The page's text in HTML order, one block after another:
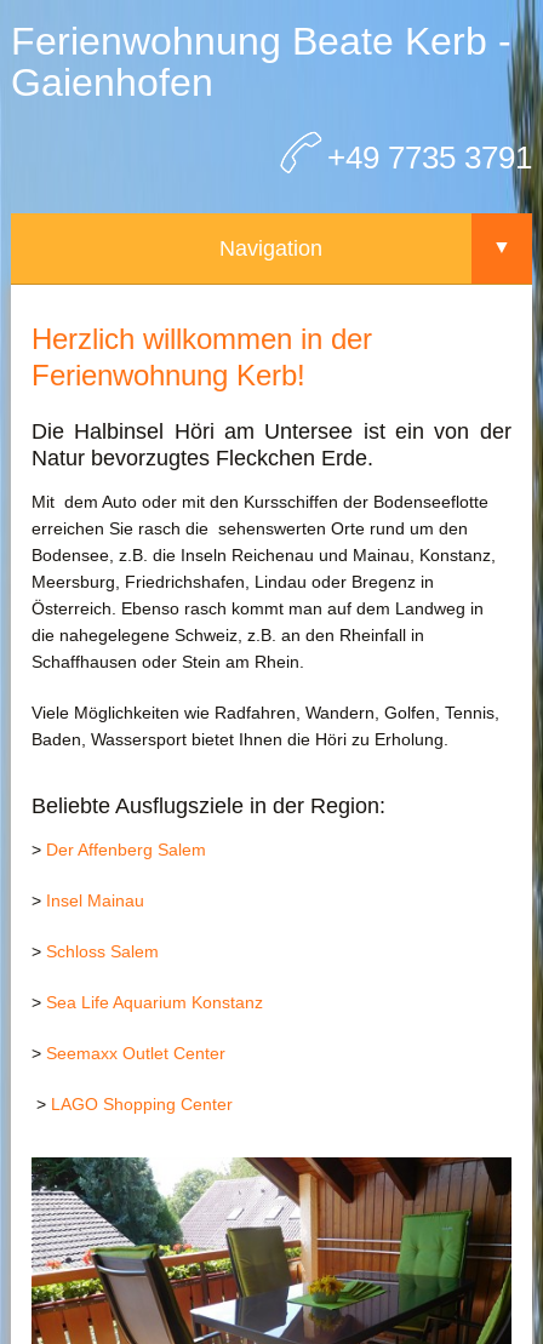
Ferienwohnung Beate Kerb -
Gaienhofen
+49 7735 3791
Navigation ▼
▼
Die Wohnung
Buchungsanfrage
Kontakt
Impressum
Datenschutzerklärung
Herzlich willkommen in der
Ferienwohnung Kerb!
Die Halbinsel Höri am Untersee ist ein von der
Natur bevorzugtes Fleckchen Erde.
Mit dem Auto oder mit den Kursschiffen der Bodenseeflotte
erreichen Sie rasch die sehenswerten Orte rund um den
Bodensee, z.B. die Inseln Reichenau und Mainau, Konstanz,
Meersburg, Friedrichshafen, Lindau oder Bregenz in
Österreich. Ebenso rasch kommt man auf dem Landweg in
die nahegelegene Schweiz, z.B. an den Rheinfall in
Schaffhausen oder Stein am Rhein.
Viele Möglichkeiten wie Radfahren, Wandern, Golfen, Tennis,
Baden, Wassersport bietet Ihnen die Höri zu Erholung.
Beliebte Ausflugsziele in der Region:
> Der AffenbergSalem
> Insel Mainau
>Schloss Salem
>Sea Life Aquarium Konstanz
>Seemaxx Outlet Center
> LAGO Shopping Center